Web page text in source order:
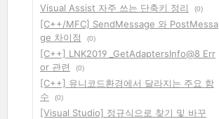
Visual Assist 자주 쓰는 단축키 정리 (0)
[C++/MFC] SendMessage 와 PostMessa
ge 차이점
(0)
[C++] LNK2019 _GetAdaptersInfo@8 Err
or 관련
(0)
[C++] 유니코드환경에서 달라지는 주요 함
수
(0)
[Visual Studio] 정규식으로 찾기 및 바꾸